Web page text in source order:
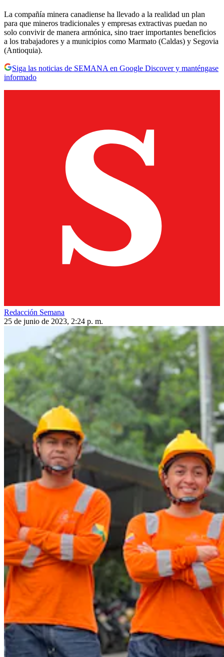
La compañía minera canadiense ha llevado a la realidad un plan
para que mineros tradicionales y empresas extractivas puedan no
solo convivir de manera armónica, sino traer importantes beneficios
a los trabajadores y a municipios como Marmato (Caldas) y Segovia
(Antioquia).
Siga las noticias de SEMANA en Google Discover y manténgase
informado
Redacción Semana
25 de junio de 2023, 2:24 p. m.